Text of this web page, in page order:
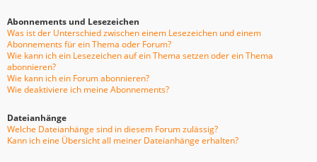
Abonnements und Lesezeichen
Was ist der Unterschied zwischen einem Lesezeichen und einem
Abonnements für ein Thema oder Forum?
Wie kann ich ein Lesezeichen auf ein Thema setzen oder ein Thema
abonnieren?
Wie kann ich ein Forum abonnieren?
Wie deaktiviere ich meine Abonnements?
Dateianhänge
Welche Dateianhänge sind in diesem Forum zulässig?
Kann ich eine Übersicht all meiner Dateianhänge erhalten?